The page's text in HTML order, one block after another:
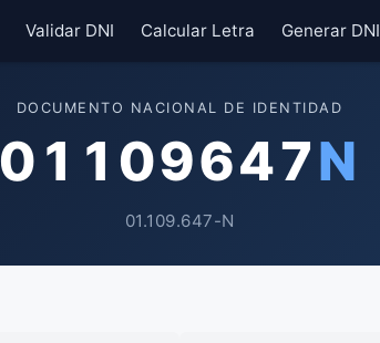
Validar DNI Calcular Letra Generar DNI
DOCUMENTO NACIONAL DE IDENTIDAD
01109647N
01.109.647-N